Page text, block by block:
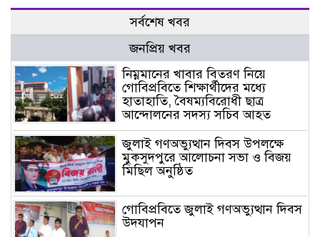
সর্বশেষ খবর
জনপ্রিয় খবর
নিম্নমানের খাবার বিতরণ নিয়ে
গোবিপ্রবিতে শিক্ষার্থীদের মধ্যে
হাতাহাতি, বৈষম্যবিরোধী ছাত্র
আন্দোলনের সদস্য সচিব আহত
জুলাই গণঅভ্যুত্থান দিবস উপলক্ষে
মুকসুদপুরে আলোচনা সভা ও বিজয়
মিছিল অনুষ্ঠিত
গোবিপ্রবিতে জুলাই গণঅভ্যুত্থান দিবস
উদযাপন